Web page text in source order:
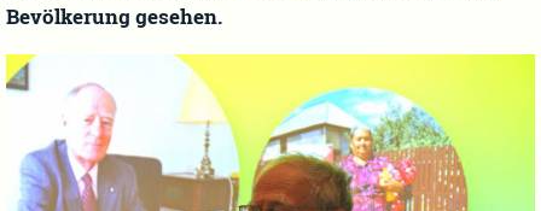
Bevölkerung gesehen.